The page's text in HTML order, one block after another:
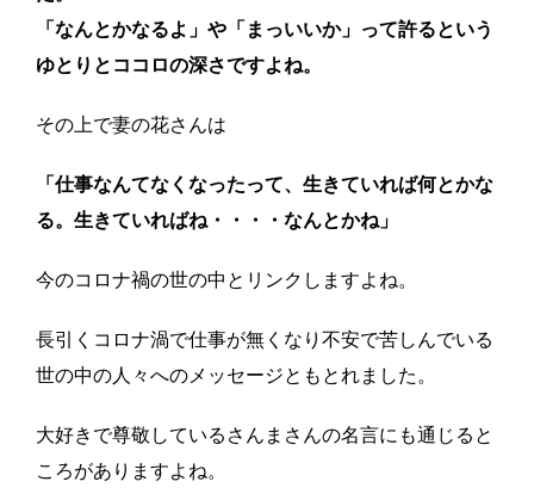
「なんとかなるよ」や「まっいいか」って許るという
ゆとりとココロの深さですよね。
その上で妻の花さんは
「仕事なんてなくなったって、生きていれば何とかな
る。生きていればね・・・・なんとかね」
今のコロナ禍の世の中とリンクしますよね。
長引くコロナ渦で仕事が無くなり不安で苦しんでいる
世の中の人々へのメッセージともとれました。
大好きで尊敬しているさんまさんの名言にも通じると
ころがありますよね。